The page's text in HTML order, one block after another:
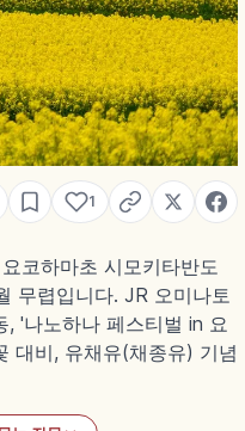
1
코하마초 시모키타반도
무렵입니다. JR 오미나토
, '나노하나 페스티벌 in 요
대비, 유채유(채종유) 기념